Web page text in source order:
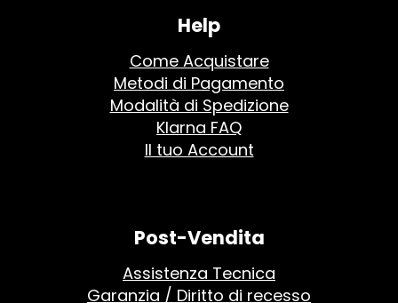
Help
Come Acquistare
Metodi di Pagamento
Modalità di Spedizione
Klarna FAQ
Il tuo Account
Post-Vendita
Assistenza Tecnica
Garanzia / Diritto di recesso